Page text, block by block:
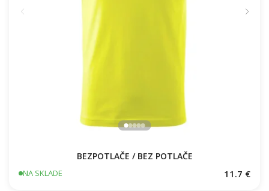
BEZPOTLAČE / BEZ POTLAČE
NA SKLADE 11.7 €